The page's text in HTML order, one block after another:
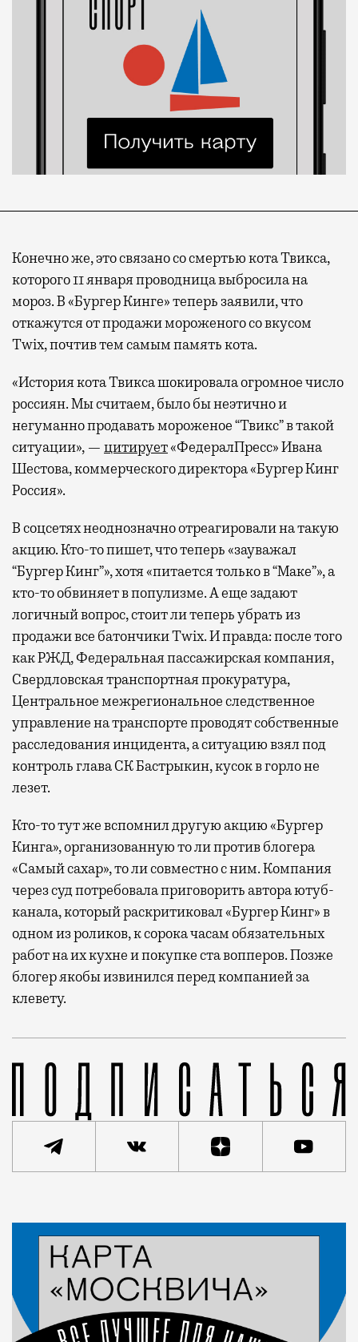
Конечно же, это связано со смертью кота Твикса,
которого 11 января проводница выбросила на
мороз. В «Бургер Кинге» теперь заявили, что
откажутся от продажи мороженого со вкусом
Twix, почтив тем самым память кота.
«История кота Твикса шокировала огромное число
россиян. Мы считаем, было бы неэтично и
негуманно продавать мороженое “Твикс” в такой
ситуации», — цитирует«ФедералПресс» Ивана
Шестова, коммерческого директора «Бургер Кинг
Россия».
В соцсетях неоднозначно отреагировали на такую
акцию. Кто-то пишет, что теперь «зауважал
“Бургер Кинг”», хотя «питается только в “Маке”», а
кто-то обвиняет в популизме. А еще задают
логичный вопрос, стоит ли теперь убрать из
продажи все батончики Twix. И правда: после того
как РЖД, Федеральная пассажирская компания,
Свердловская транспортная прокуратура,
Центральное межрегиональное следственное
управление на транспорте проводят собственные
расследования инцидента, а ситуацию взял под
контроль глава СК Бастрыкин, кусок в горло не
лезет.
Кто-то тут же вспомнил другую акцию «Бургер
Кинга», организованную то ли против блогера
«Самый сахар», то ли совместно с ним. Компания
через суд потребовала приговорить автора ютуб-
канала, который раскритиковал «Бургер Кинг» в
одном из роликов, к сорока часам обязательных
работ на их кухне и покупке ста вопперов. Позже
блогер якобы извинился перед компанией за
клевету.
В компании говорят, что хотят привлечь внимание
Статья
Город
Николай Спиридонов